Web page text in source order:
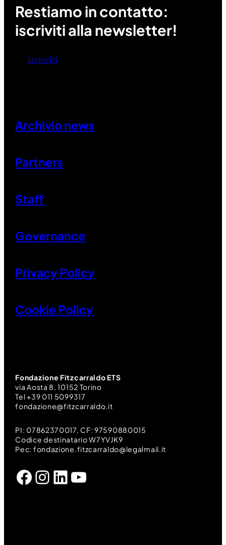
Restiamo in contatto:
iscriviti alla newsletter!
Iscriviti
Archivio news
Partners
Staff
Governance
Privacy Policy
Cookie Policy
Fondazione Fitzcarraldo ETS
via Aosta 8, 10152 Torino
Tel +39 011 5099317
fondazione@fitzcarraldo.it
PI: 07862370017, CF: 97590880015
Codice destinatario W7YVJK9
Pec: fondazione.fitzcarraldo@legalmail.it
Facebook Instagram LinkedIn YouTube